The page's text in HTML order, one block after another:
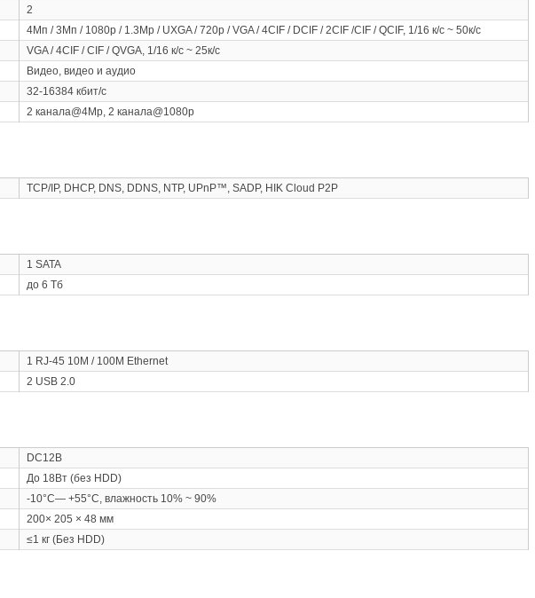
2
4Мп / 3Мп / 1080p / 1.3Mp / UXGA / 720p / VGA / 4CIF / DCIF / 2CIF /CIF / QCIF, 1/16 к/с ~ 50к/с
VGA / 4CIF / CIF / QVGA, 1/16 к/с ~ 25к/с
Видео, видео и аудио
32-16384 кбит/с
2 канала@4Mp, 2 канала@1080p
TCP/IP, DHCP, DNS, DDNS, NTP, UPnP™, SADP, HIK Cloud P2P
1 SATA
до 6 Тб
1 RJ-45 10M / 100M Ethernet
2 USB 2.0
DC12В
До 18Вт (без HDD)
-10°C— +55°C, влажность 10% ~ 90%
200× 205 × 48 мм
≤1 кг (Без HDD)